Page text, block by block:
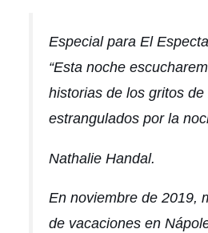
Especial para El
“Esta noche
historias de los gritos de
estrangulados por la
Nathalie Handal.
En noviembre de 2019,
de vacaciones en